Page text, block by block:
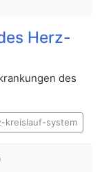
Herz-
des
kreislauf-system